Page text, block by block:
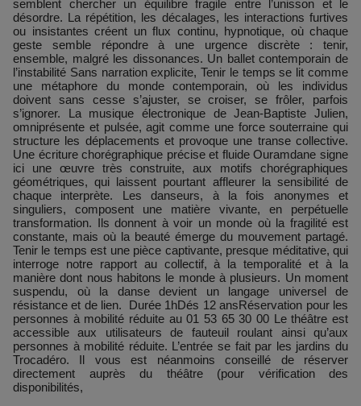
semblent chercher un équilibre fragile entre l’unisson et le
désordre. La répétition, les décalages, les interactions furtives
ou insistantes créent un flux continu, hypnotique, où chaque
geste semble répondre à une urgence discrète : tenir,
ensemble, malgré les dissonances. Un ballet contemporain de
l’instabilité Sans narration explicite, Tenir le temps se lit comme
une métaphore du monde contemporain, où les individus
doivent sans cesse s’ajuster, se croiser, se frôler, parfois
s’ignorer. La musique électronique de Jean-Baptiste Julien,
omniprésente et pulsée, agit comme une force souterraine qui
structure les déplacements et provoque une transe collective.
Une écriture chorégraphique précise et fluide Ouramdane signe
ici une œuvre très construite, aux motifs chorégraphiques
géométriques, qui laissent pourtant affleurer la sensibilité de
chaque interprète. Les danseurs, à la fois anonymes et
singuliers, composent une matière vivante, en perpétuelle
transformation. Ils donnent à voir un monde où la fragilité est
constante, mais où la beauté émerge du mouvement partagé.
Tenir le temps est une pièce captivante, presque méditative, qui
interroge notre rapport au collectif, à la temporalité et à la
manière dont nous habitons le monde à plusieurs. Un moment
suspendu, où la danse devient un langage universel de
résistance et de lien. Durée 1hDés 12 ansRéservation pour les
personnes à mobilité réduite au 01 53 65 30 00 Le théâtre est
accessible aux utilisateurs de fauteuil roulant ainsi qu’aux
personnes à mobilité réduite. L’entrée se fait par les jardins du
Trocadéro. Il vous est néanmoins conseillé de réserver
directement auprès du théâtre (pour vérification des
disponibilités,